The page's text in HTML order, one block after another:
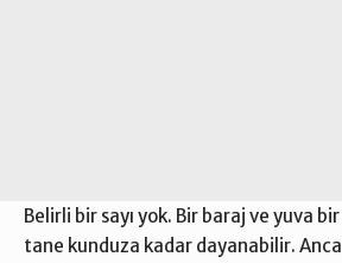
Belirli bir sayı yok. Bir baraj ve yuva
tane kunduza kadar dayanabilir.